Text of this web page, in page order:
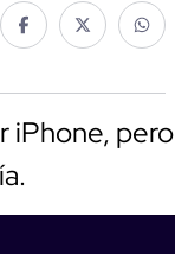
iPhone, pero